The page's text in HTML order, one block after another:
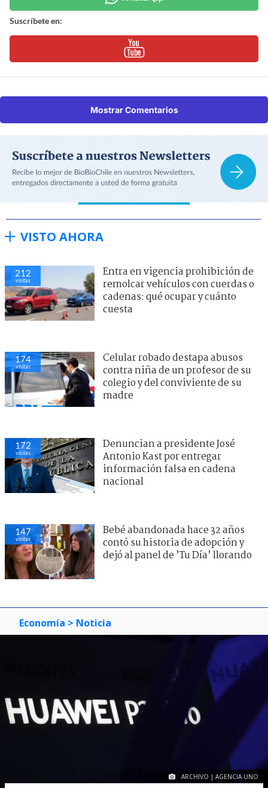
Suscríbete en:
Mostrar Comentarios
VISTO AHORA
212
visitas
Entra en vigencia prohibición de
remolcar vehículos con cuerdas o
cadenas: qué ocupar y cuánto
cuesta
174
visitas
Celular robado destapa abusos
contra niña de un profesor de su
colegio y del conviviente de su
madre
172
visitas
Denuncian a presidente José
Antonio Kast por entregar
información falsa en cadena
nacional
147
visitas
Bebé abandonada hace 32 años
contó su historia de adopción y
dejó al panel de ’Tu Día’ llorando
Economía > Noticia
ARCHIVO | AGENCIA UNO